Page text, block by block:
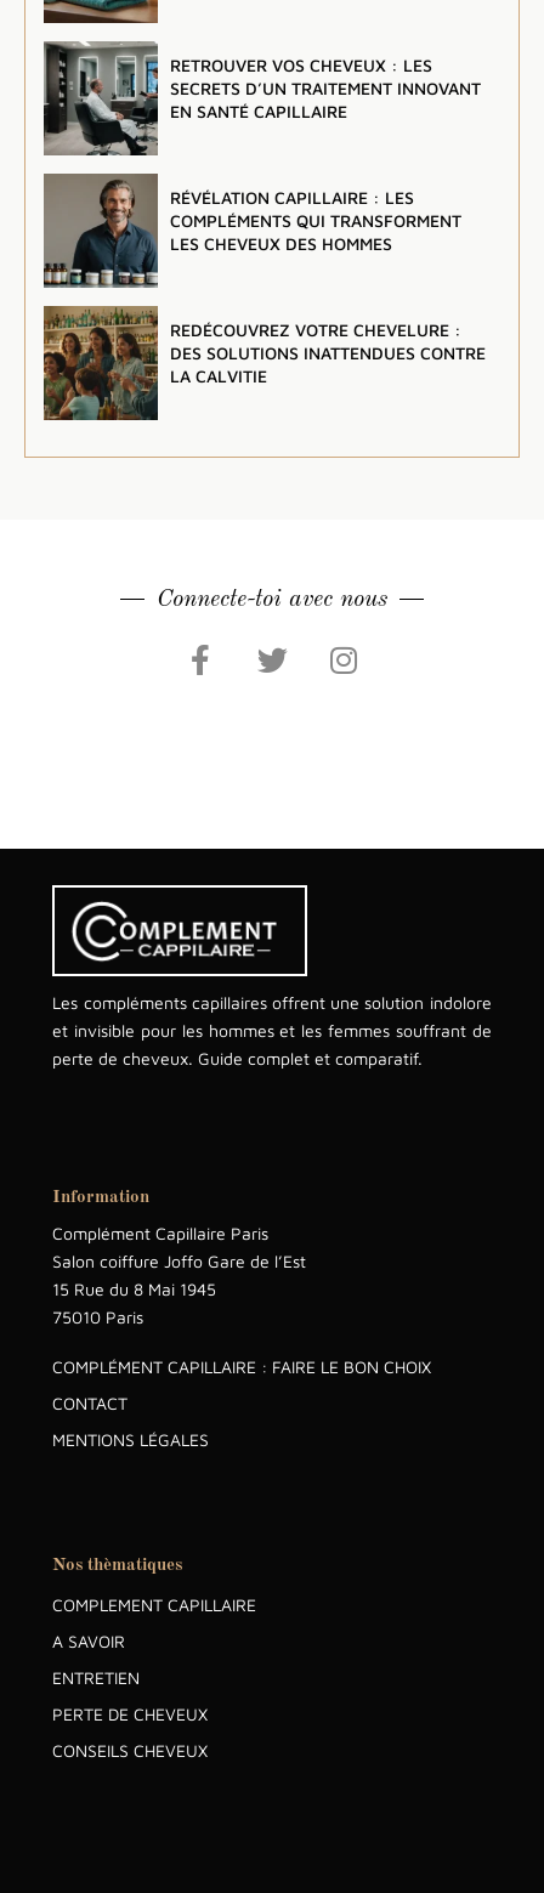
RETROUVER VOS CHEVEUX : LES
SECRETS D’UN TRAITEMENT INNOVANT
EN SANTÉ CAPILLAIRE
RÉVÉLATION CAPILLAIRE : LES
COMPLÉMENTS QUI TRANSFORMENT
LES CHEVEUX DES HOMMES
REDÉCOUVREZ VOTRE CHEVELURE :
DES SOLUTIONS INATTENDUES CONTRE
LA CALVITIE
Connecte-toi avec nous
Les compléments capillaires offrent une solution indolore
et invisible pour les hommes et les femmes souffrant de
perte de cheveux. Guide complet et comparatif.
Information
Complément Capillaire Paris
Salon coiffure Joffo Gare de l’Est
15 Rue du 8 Mai 1945
75010 Paris
COMPLÉMENT CAPILLAIRE : FAIRE LE BON CHOIX
CONTACT
MENTIONS LÉGALES
Nos thèmatiques
COMPLEMENT CAPILLAIRE
A SAVOIR
ENTRETIEN
PERTE DE CHEVEUX
CONSEILS CHEVEUX